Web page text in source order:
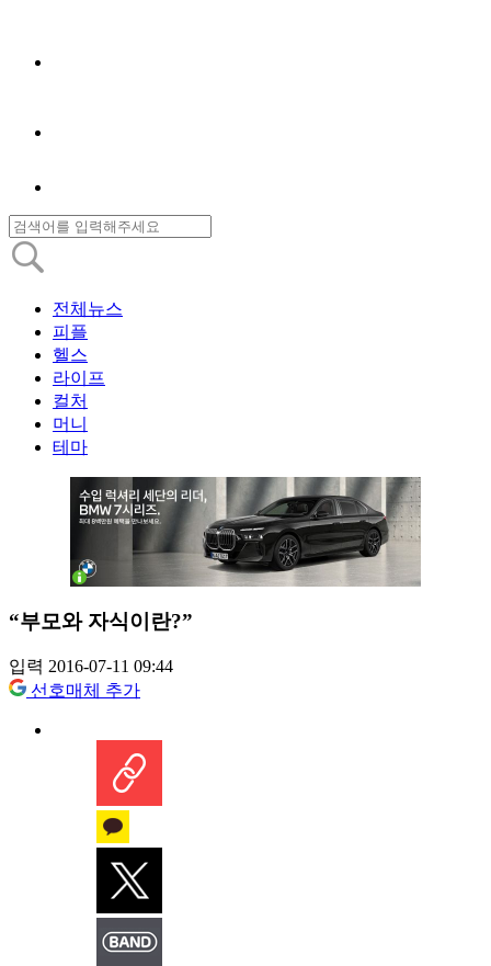
전체뉴스
피플
헬스
라이프
컬처
머니
테마
“부모와 자식이란?”
입력 2016-07-11 09:44
선호매체 추가